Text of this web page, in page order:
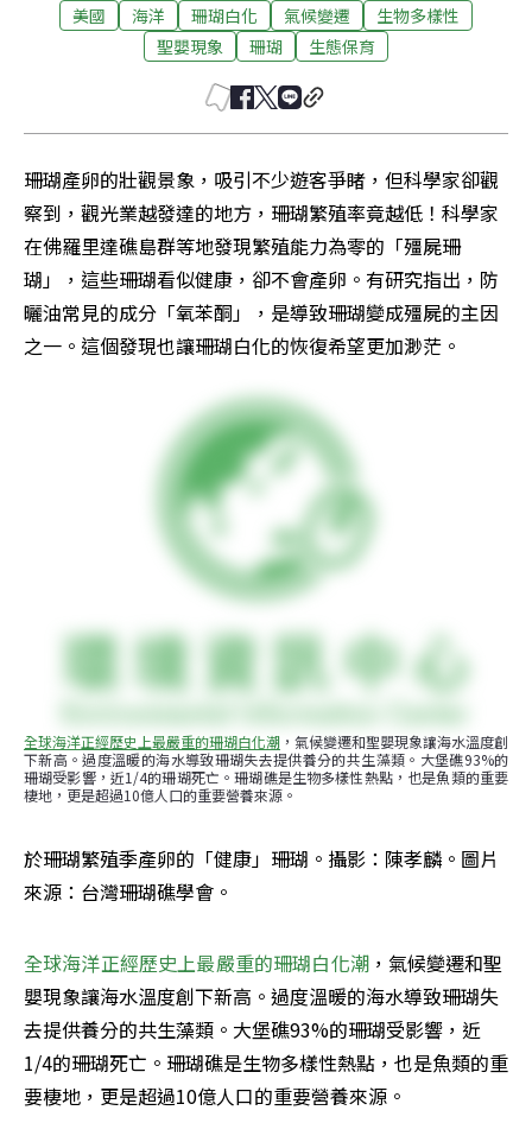
美國 海洋 珊瑚白化 氣候變遷
生物多樣性
聖嬰現象
珊瑚 生態保育
珊瑚產卵的壯觀景象，吸引不少遊客爭睹，但科學家卻觀
察到，觀光業越發達的地方，珊瑚繁殖率竟越低！科學家
在佛羅里達礁島群等地發現繁殖能力為零的「殭屍珊
瑚」，這些珊瑚看似健康，卻不會產卵。有研究指出，防
曬油常見的成分「氧苯酮」，是導致珊瑚變成殭屍的主因
之一。這個發現也讓珊瑚白化的恢復希望更加渺茫。
全球海洋正經歷史上最嚴重的珊瑚白化潮 ，氣候變遷和聖嬰現象讓海水溫度創
下新高。過度溫暖的海水導致珊瑚失去提供養分的共生藻類。大堡礁93%的
珊瑚受影響，近1/4的珊瑚死亡。珊瑚礁是生物多樣性熱點，也是魚類的重要
棲地，更是超過10億人口的重要營養來源。
於珊瑚繁殖季產卵的「健康」珊瑚。攝影：陳孝麟。圖片
來源：台灣珊瑚礁學會。
全球海洋正經歷史上最嚴重的珊瑚白化潮，氣候變遷和聖
嬰現象讓海水溫度創下新高。過度溫暖的海水導致珊瑚失
去提供養分的共生藻類。大堡礁93%的珊瑚受影響，近
1/4的珊瑚死亡。珊瑚礁是生物多樣性熱點，也是魚類的重
要棲地，更是超過10億人口的重要營養來源。